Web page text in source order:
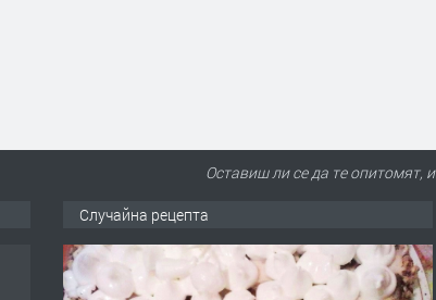
Оставиш ли се да те опитомят,
Случайна рецепта